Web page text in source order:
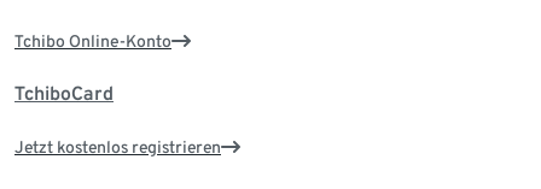
Tchibo Online-Konto
TchiboCard
Jetzt kostenlos registrieren